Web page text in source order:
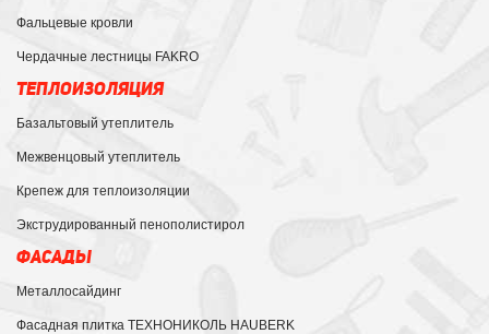
Фальцевые кровли
Чердачные лестницы FAKRO
ТЕПЛОИЗОЛЯЦИЯ
Базальтовый утеплитель
Межвенцовый утеплитель
Крепеж для теплоизоляции
Экструдированный пенополистирол
ФАСАДЫ
Металлосайдинг
Фасадная плитка ТЕХНОНИКОЛЬ HAUBERK